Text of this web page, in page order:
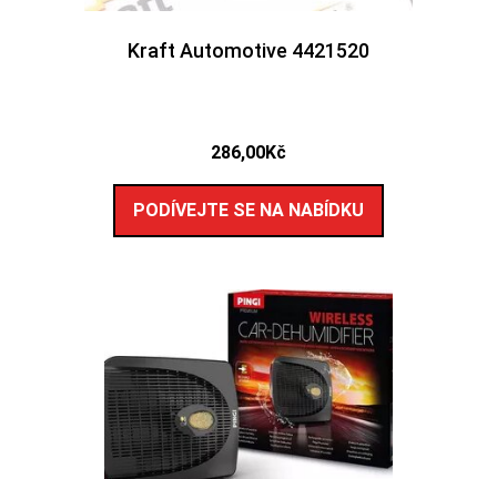
Kraft Automotive 4421520
286,00Kč
PODÍVEJTE SE NA NABÍDKU